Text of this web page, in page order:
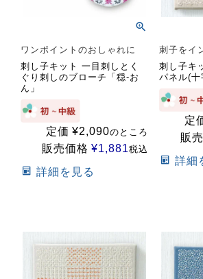
ワンポイントのおしゃれに
刺し子キット 一目刺しとく
ぐり刺しのブローチ「穏-お
ん」
定価 ¥2,090のところ
販売価格 ¥1,881税込
詳細を見る
刺子をイ
刺し子キ
パネル(
定
販
詳細